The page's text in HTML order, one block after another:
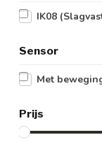
IK08
Sensor
Met
Prijs